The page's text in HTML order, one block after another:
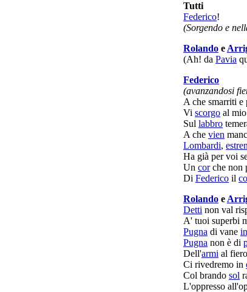
Tutti
Federico!
(Sorgendo e
Rolando e
(Ah! da Pavia
Federico
(avanzandosi
A che smarriti e
Vi scorgo al mio
Sul labbro
A che vien
Lombardi,
Ha già per voi
Un corche non
Di Federico il
Rolando e
Detti non val
A' tuoi superbi
Pugna di vane
Pugna non è di
Dell'armi al fiero
Ci rivedremo in
Col brando sol
L'oppresso all'